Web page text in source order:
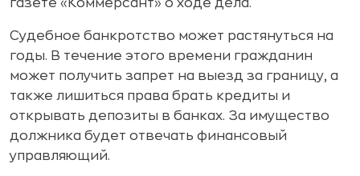
газете «Коммерсант» о ходе дела.
Судебное банкротство может растянуться на
годы. В течение этого времени гражданин
может получить запрет на выезд за границу, а
также лишиться права брать кредиты и
открывать депозиты в банках. За имущество
должника будет отвечать финансовый
управляющий.